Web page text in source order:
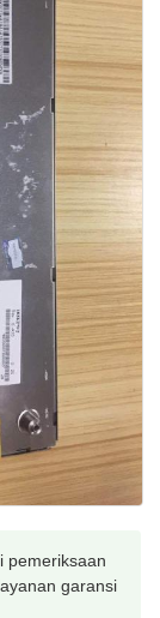
pemeriksaan
garansi